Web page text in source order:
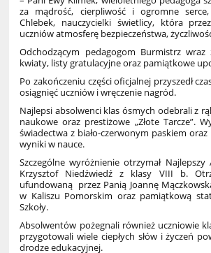
za mądrość, cierpliwość i ogromne
Chlebek, nauczycielki świetlicy, która
uczniów atmosferę bezpieczeństwa,
Odchodzącym pedagogom Burmistrz wraz
kwiaty, listy gratulacyjne oraz pamiątkowe
Po zakończeniu części oficjalnej przyszedł
osiągnięć uczniów i wręczenie nagród.
Najlepsi absolwenci klas ósmych odebrali z
naukowe oraz prestiżowe „Złote Tarcze”.
świadectwa z biało-czerwonym paskiem
wyniki w nauce.
Szczególne wyróżnienie otrzymał Najlepszy
Krzysztof Niedźwiedź z klasy VIII b.
ufundowaną przez Panią Joannę
w Kaliszu Pomorskim oraz pamiątkową
Szkoły.
Absolwentów pożegnali również uczniowie
przygotowali wiele ciepłych słów i życzeń
drodze edukacyjnej.